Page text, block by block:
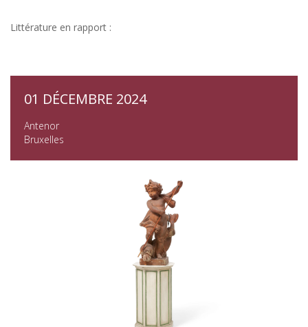
Littérature en rapport :
01 DÉCEMBRE 2024
Antenor
Bruxelles